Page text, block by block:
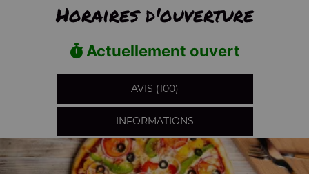
Horaires d'ouverture
Actuellement ouvert
AVIS (100)
INFORMATIONS